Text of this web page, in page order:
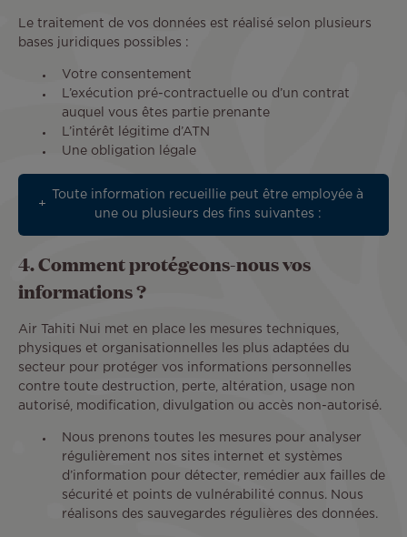
Le traitement de vos données est réalisé selon plusieurs
bases juridiques possibles :
Votre consentement
L’exécution pré-contractuelle ou d’un contrat
auquel vous êtes partie prenante
L’intérêt légitime d’ATN
Une obligation légale
Toute information recueillie peut être employée à
une ou plusieurs des fins suivantes :
4. Comment protégeons-nous vos
informations ?
Air Tahiti Nui met en place les mesures techniques,
physiques et organisationnelles les plus adaptées du
secteur pour protéger vos informations personnelles
contre toute destruction, perte, altération, usage non
autorisé, modification, divulgation ou accès non-autorisé.
Nous prenons toutes les mesures pour analyser
régulièrement nos sites internet et systèmes
d’information pour détecter, remédier aux failles de
sécurité et points de vulnérabilité connus. Nous
réalisons des sauvegardes régulières des données.